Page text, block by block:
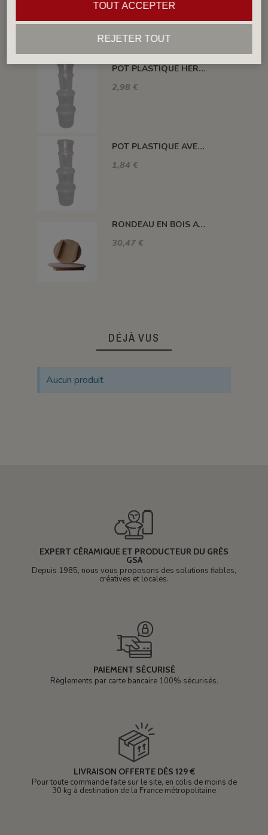
7,18 €
POT PLASTIQUE HERMETIQUE 870 ML
2,98 €
POT PLASTIQUE AVEC COUVERCLE ETANCHE 280ML
1,84 €
RONDEAU EN BOIS AVEC PIED 350 MM
30,47 €
DÉJÀ VUS
Aucun produit
EXPERT CÉRAMIQUE ET PRODUCTEUR DU GRÈS
GSA
Depuis 1985, nous vous proposons des solutions fiables,
créatives et locales.
PAIEMENT SÉCURISÉ
Règlements par carte bancaire 100% sécurisés.
LIVRAISON OFFERTE DÈS 129 €
Pour toute commande faite sur le site, en colis de moins de
30 kg à destination de la France métropolitaine
REJETER TOUT
TOUT ACCEPTER